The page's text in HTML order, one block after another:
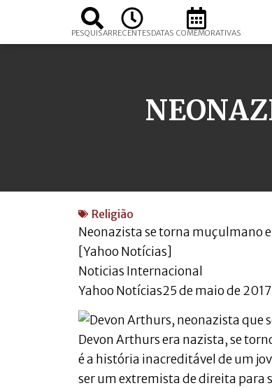
PESQUISARRECENTESDATAS COMEMORATIVAS
Religião
Neonazista se torna muçulmano
[Yahoo Notícias]
Noticias Internacional
Yahoo Notícias25 de maio de 2017
Devon Arthurs era nazista, se
é a história inacreditável de um
ser um extremista de direita para